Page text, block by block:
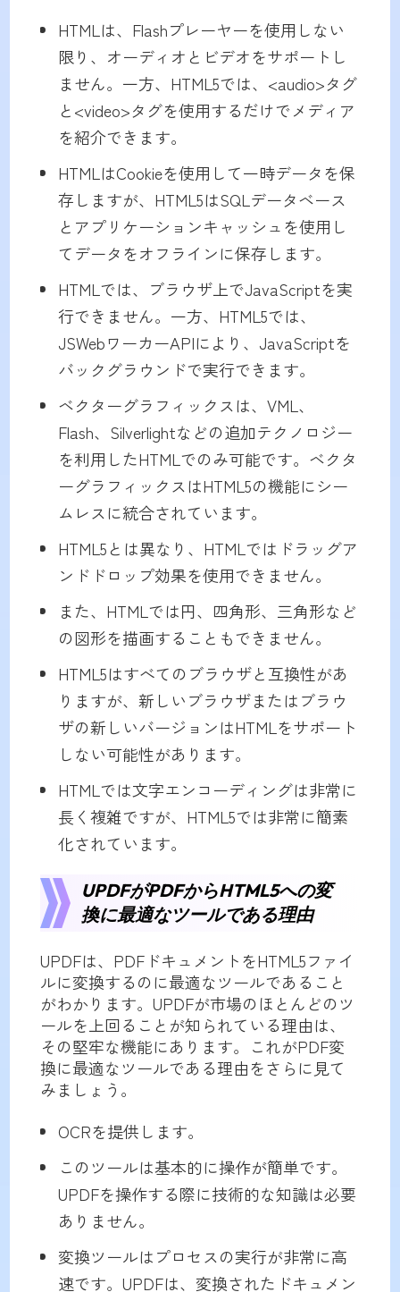
HTMLは、Flashプレーヤーを使用しない
限り、オーディオとビデオをサポートし
ません。一方、HTML5では、<audio>タグ
と<video>タグを使用するだけでメディア
を紹介できます。
HTMLはCookieを使用して一時データを保
存しますが、HTML5はSQLデータベース
とアプリケーションキャッシュを使用し
てデータをオフラインに保存します。
HTMLでは、ブラウザ上でJavaScriptを実
行できません。一方、HTML5では、
JSWebワーカーAPIにより、JavaScriptを
バックグラウンドで実行できます。
ベクターグラフィックスは、VML、
Flash、Silverlightなどの追加テクノロジー
を利用したHTMLでのみ可能です。ベクタ
ーグラフィックスはHTML5の機能にシー
ムレスに統合されています。
HTML5とは異なり、HTMLではドラッグア
ンドドロップ効果を使用できません。
また、HTMLでは円、四角形、三角形など
の図形を描画することもできません。
HTML5はすべてのブラウザと互換性があ
りますが、新しいブラウザまたはブラウ
ザの新しいバージョンはHTMLをサポート
しない可能性があります。
HTMLでは文字エンコーディングは非常に
長く複雑ですが、HTML5では非常に簡素
化されています。
UPDFがPDFからHTML5への変
換に最適なツールである理由
UPDFは、PDFドキュメントをHTML5ファイ
ルに変換するのに最適なツールであること
がわかります。UPDFが市場のほとんどのツ
ールを上回ることが知られている理由は、
その堅牢な機能にあります。これがPDF変
換に最適なツールである理由をさらに見て
みましょう。
OCRを提供します。
このツールは基本的に操作が簡単です。
UPDFを操作する際に技術的な知識は必要
ありません。
変換ツールはプロセスの実行が非常に高
速です。UPDFは、変換されたドキュメン